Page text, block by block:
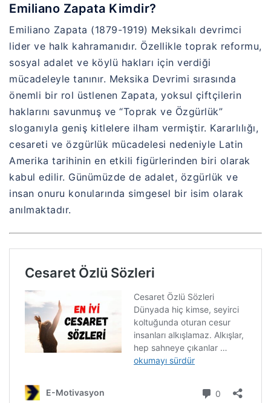
Emiliano Zapata Kimdir?
Emiliano Zapata (1879-1919) Meksikalı devrimci
lider ve halk kahramanıdır. Özellikle toprak reformu,
sosyal adalet ve köylü hakları için verdiği
mücadeleyle tanınır. Meksika Devrimi sırasında
önemli bir rol üstlenen Zapata, yoksul çiftçilerin
haklarını savunmuş ve “Toprak ve Özgürlük”
sloganıyla geniş kitlelere ilham vermiştir. Kararlılığı,
cesareti ve özgürlük mücadelesi nedeniyle Latin
Amerika tarihinin en etkili figürlerinden biri olarak
kabul edilir. Günümüzde de adalet, özgürlük ve
insan onuru konularında simgesel bir isim olarak
anılmaktadır.